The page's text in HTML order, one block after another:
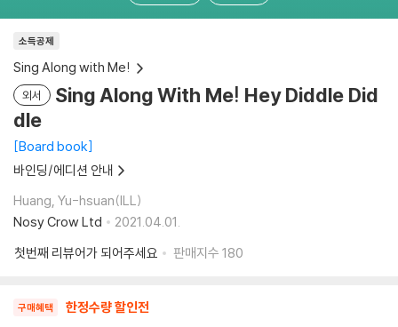
소득공제
Sing Along with Me!
외서
Sing Along With Me! Hey Diddle Did
dle
Board book
바인딩/에디션 안내
Huang, Yu-hsuan(ILL)
Nosy Crow Ltd
2021.04.01.
첫번째 리뷰어가 되어주세요
판매지수 180
구매혜택 한정수량 할인전